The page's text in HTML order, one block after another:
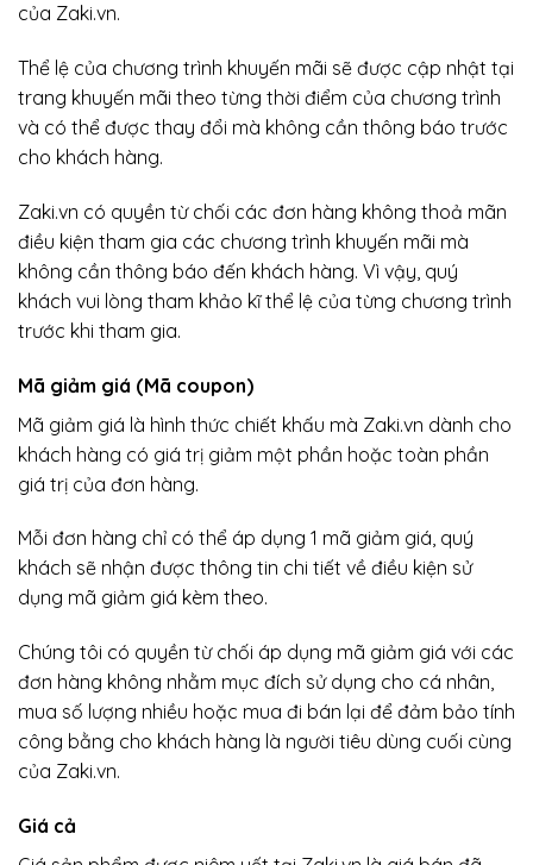
của Zaki.vn.
Thể lệ của chương trình khuyến mãi sẽ được cập nhật tại
trang khuyến mãi theo từng thời điểm của chương trình
và có thể được thay đổi mà không cần thông báo trước
cho khách hàng.
Zaki.vn có quyền từ chối các đơn hàng không thoả mãn
điều kiện tham gia các chương trình khuyến mãi mà
không cần thông báo đến khách hàng. Vì vậy, quý
khách vui lòng tham khảo kĩ thể lệ của từng chương trình
trước khi tham gia.
Mã giảm giá (Mã coupon)
Mã giảm giá là hình thức chiết khấu mà Zaki.vn dành cho
khách hàng có giá trị giảm một phần hoặc toàn phần
giá trị của đơn hàng.
Mỗi đơn hàng chỉ có thể áp dụng 1 mã giảm giá, quý
khách sẽ nhận được thông tin chi tiết về điều kiện sử
dụng mã giảm giá kèm theo.
Chúng tôi có quyền từ chối áp dụng mã giảm giá với các
đơn hàng không nhằm mục đích sử dụng cho cá nhân,
mua số lượng nhiều hoặc mua đi bán lại để đảm bảo tính
công bằng cho khách hàng là người tiêu dùng cuối cùng
của Zaki.vn.
Giá cả